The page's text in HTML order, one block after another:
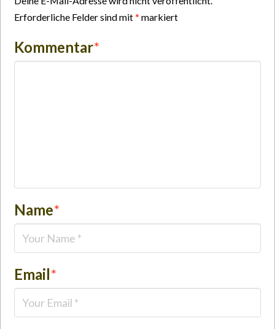
Erforderliche Felder sind mit* markiert
Kommentar*
Name*
Email*